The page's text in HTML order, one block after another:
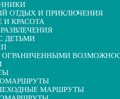
ОТДЫХ И ПРИКЛЮЧЕНИЯ
И КРАСОТА
ДЕТЬМИ
МАРШРУТЫ